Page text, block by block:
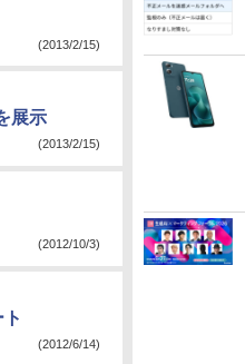
(2013/2/15)
展示
(2013/2/15)
(2012/10/3)
(2012/6/14)